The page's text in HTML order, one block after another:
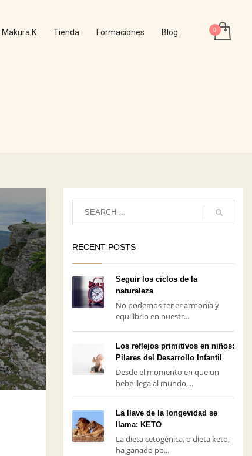
Makura K Tienda Formaciones Blog
RECENT POSTS
Seguir los ciclos de la
naturaleza
No podemos tener armonía y
equilibrio en nuestr...
Los reflejos primitivos en niños:
Pilares del Desarrollo Infantil
Desde el momento en que un
bebé llega al mundo,...
La llave de la longevidad se
llama: KETO
La dieta cetogénica, o dieta keto,
ha ganado po...